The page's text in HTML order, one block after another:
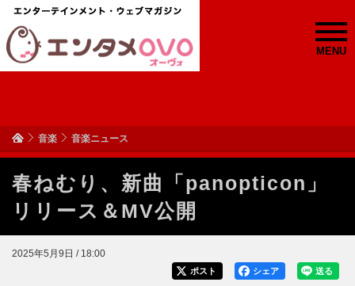
MENU
音楽 音楽ニュース
春ねむり、新曲「panopticon」
リリース＆MV公開
2025年5月9日 / 18:00
送る
シェア
ポスト